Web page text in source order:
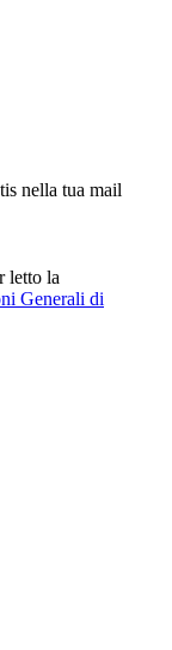
nella tua mail
letto la
Generali di